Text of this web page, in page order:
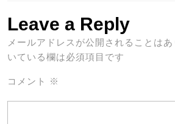
Leave a Reply
メールアドレスが公開されることはあ
いている欄は必須項目です
コメント ※